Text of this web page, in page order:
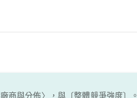
商與分佈〉，與〔整體競爭強度〕。